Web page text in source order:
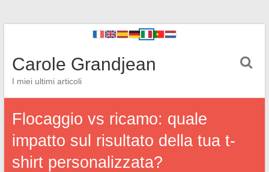
Carole Grandjean
I miei ultimi articoli
Flocaggio vs ricamo: quale
impatto sul risultato della tua t-
shirt personalizzata?